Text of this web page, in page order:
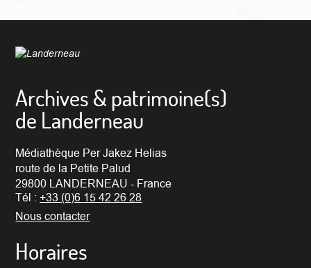
Archives & patrimoine(s)
de Landerneau
Médiathèque Per Jakez Helias
route de la Petite Palud
29800 LANDERNEAU - France
Tél :+33 (0)6 15 42 26 28
Nous contacter
Horaires